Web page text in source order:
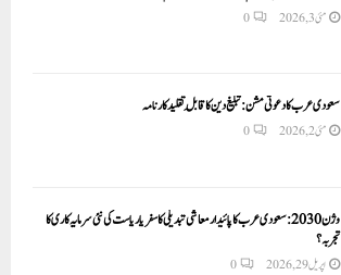
مئی 3, 2026 0
سعودی عرب کا دعوتی مشن: تبلیغ دین کا قابلِ تقلید کارنامہ
مئی 2, 2026 0
وژن 2030:سعودی عرب کا پائیدار معاشی تبدیلی کا سفر یا ریاست کی نئی سرمایہ کاری کا
تجربہ؟
اپریل 29, 2026 0